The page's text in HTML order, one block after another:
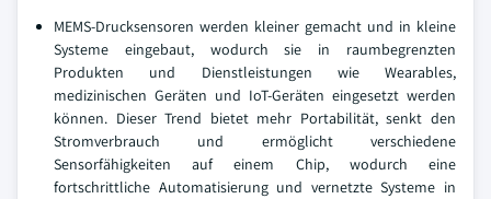
MEMS-Drucksensoren werden kleiner gemacht und in kleine
Systeme eingebaut, wodurch sie in raumbegrenzten
Produkten und Dienstleistungen wie Wearables,
medizinischen Geräten und IoT-Geräten eingesetzt werden
können. Dieser Trend bietet mehr Portabilität, senkt den
Stromverbrauch und ermöglicht verschiedene
Sensorfähigkeiten auf einem Chip, wodurch eine
fortschrittliche Automatisierung und vernetzte Systeme in